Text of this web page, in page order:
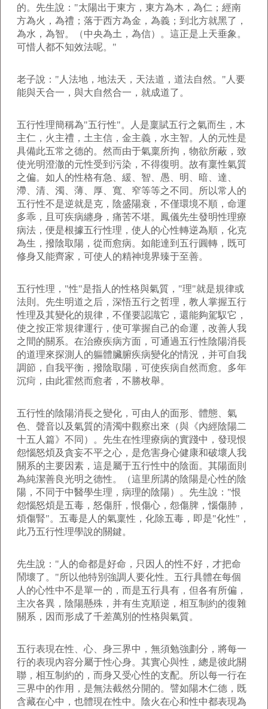
的。先生說："太陽出于東方，東方為木，為仁；經南
方為火，為禮；落于西方為金，為義；到北方就黑了，
為水，為智。（中央為土，為信）。這正是上天垂象。
可惜人都不知效法呢。"
老子說："人法地，地法天，天法道，道法自然。"人要
能與天合一，與大自然合一，就成道了。
五行性理簡稱為"五行性"。人是稟賦五行之氣而生，木
主仁，火主禮，土主信，金主義，水主智。人的元性是
具備此五常之德的。然而由于氣稟所拘，物欲所蔽，致
使光明澄澈的元性受到污染，不得復明。故有稟性氣質
之偏。如人的性格有急、緩、智、愚、明、暗、達、
滯、清、濁、薄、厚、寬、窄等等之不同。所以常人的
五行性不是逆就是克，陰盛陽衰，不僅環境不順，命運
多乖，且可疾病纏身，痛苦不堪。鳳儀先生發明性理療
病法，便是根據五行性理，使人的心性轉逆為順，化克
為生，撥陰取陽，從而愈病。如能達到五行圓轉，既可
修身又能齊家，可使人的精神境界臻于至善。
五行性理，"性"是指人的性格與氣質，"理"就是規律或
法則。先生明道之后，深悟五行之哲理，教人掌握五行
性理及其變化的規律，不僅要認識它，還能夠駕馭它，
使之按正常規律運行，使可掌握自己的命運，改善人我
之間的關系。在治療疾病方面，可通過五行性陰陽消長
的道理來探測人的軀體臟腑疾病變化的情況，并可自我
調節，自我平衡，撥陰取陽，可使疾病自然而愈。多年
沉疴，由此霍然而愈者，不勝枚舉。
五行性的陰陽消長之變化，可由人的面形、體態、氣
色、聲音以及氣質的清濁中觀察出來（與《內經陰陽二
十五人篇》不同）。先生在性理療病的實踐中，發現恨
怨惱怒煩及貪妄不平之心，是危害身心健康和破壞人我
關系的主要因素，這是屬于五行性中的陰面。其陽面則
為純潔善良光明之德性。（這里所講的陰陽是心性的陰
陽，不同于中醫學生理，病理的陰陽）。先生說："恨
怨惱怒煩是五毒，怒傷肝，恨傷心，怨傷脾，惱傷肺，
煩傷腎"。五毒是人的氣稟性，化除五毒，即是"化性"，
此乃五行性理學說的關鍵。
先生說："人的命都是好命，只因人的性不好，才把命
鬧壞了。"所以他特別強調人要化性。五行具體在每個
人的心性中不是單一的，而是五行具有，但各有所偏，
主次各異，陰陽懸殊，并有生克順逆，相互制約的復雜
關系，因而形成了千差萬別的性格與氣質。
五行表現在性、心、身三界中，無須勉強劃分，將每一
行的表現內容分屬于性心身。其實心與性，總是彼此關
聯，相互制約的，而身又受心性的支配。所以每一行在
三界中的作用，是無法截然分開的。譬如陽木仁德，既
含藏在心中，也體現在性中。陰火在心和性中都表現為